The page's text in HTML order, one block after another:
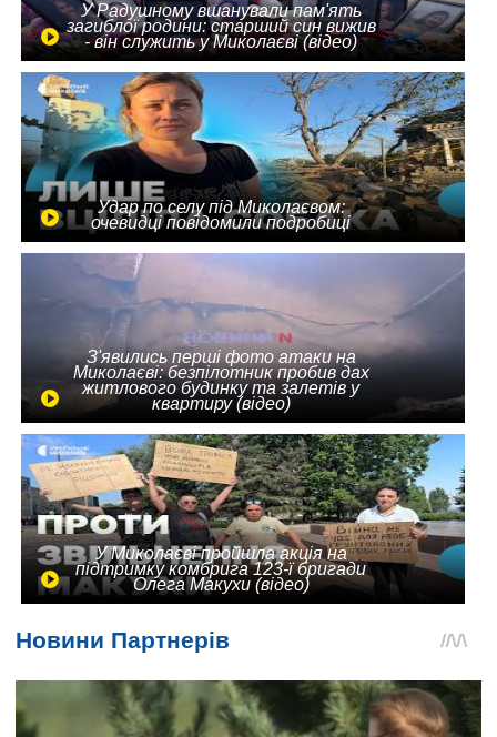
У Радушному вшанували пам'ять
загиблої родини: старший син вижив
- він служить у Миколаєві (відео)
Удар по селу під Миколаєвом:
очевидці повідомили подробиці
З'явились перші фото атаки на
Миколаєві: безпілотник пробив дах
житлового будинку та залетів у
квартиру (відео)
У Миколаєві пройшла акція на
підтримку комбрига 123-ї бригади
Олега Макухи (відео)